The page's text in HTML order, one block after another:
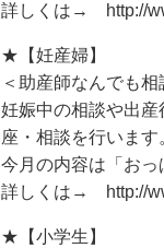
詳しくは→ http://
★【妊産婦】
＜助産師なんでも相
妊娠中の相談や出
座・相談を行います
今月の内容は「おっ
詳しくは→ http://
★【小学生】